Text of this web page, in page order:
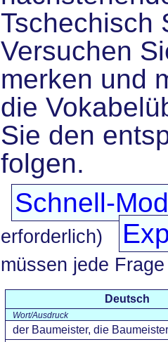
Tschechisch
Versuchen
merken und
die
Sie den
folgen.
Schnell-
erforderlich)
müssen jede
Deutsch
Wort/Ausdruck
der Baumeister, die